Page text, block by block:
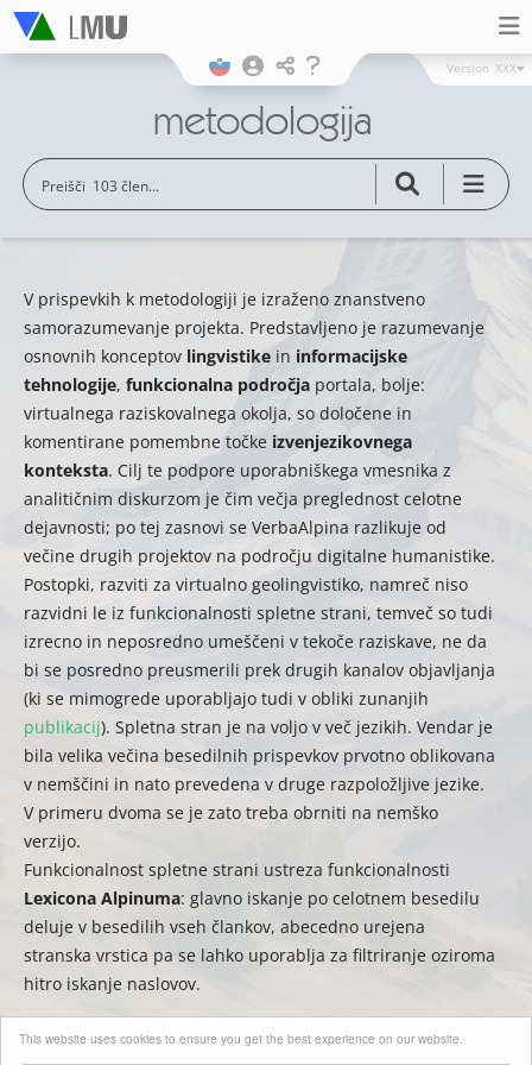
This website uses cookies to ensure you get the best experience on our website.
Version XXX
metodologija
V prispevkih k metodologiji je izraženo znanstveno
samorazumevanje projekta. Predstavljeno je razumevanje
osnovnih konceptov lingvistike in informacijske
tehnologije, funkcionalna področja portala, bolje:
virtualnega raziskovalnega okolja, so določene in
komentirane pomembne točke izvenjezikovnega
konteksta. Cilj te podpore uporabniškega vmesnika z
analitičnim diskurzom je čim večja preglednost celotne
dejavnosti; po tej zasnovi se VerbaAlpina razlikuje od
večine drugih projektov na področju digitalne humanistike.
Postopki, razviti za virtualno geolingvistiko, namreč niso
razvidni le iz funkcionalnosti spletne strani, temveč so tudi
izrecno in neposredno umeščeni v tekoče raziskave, ne da
bi se posredno preusmerili prek drugih kanalov objavljanja
(ki se mimogrede uporabljajo tudi v obliki zunanjih
publikacij). Spletna stran je na voljo v več jezikih. Vendar je
bila velika večina besedilnih prispevkov prvotno oblikovana
v nemščini in nato prevedena v druge razpoložljive jezike.
V primeru dvoma se je zato treba obrniti na nemško
verzijo.
Funkcionalnost spletne strani ustreza funkcionalnosti
Lexicona Alpinuma: glavno iskanje po celotnem besedilu
deluje v besedilih vseh člankov, abecedno urejena
stranska vrstica pa se lahko uporablja za filtriranje oziroma
hitro iskanje naslovov.
(auct.David Englmeier | Thomas Krefeld –trad.Eva